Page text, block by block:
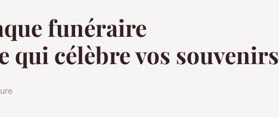
funéraire
qui célèbre vos souvenirs